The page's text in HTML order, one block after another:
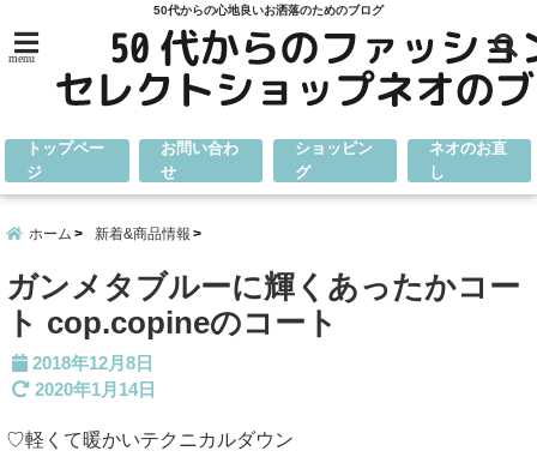
50代からの心地良いお洒落のためのブログ
menu
トップペー
ジ
お問い合わ
せ
ショッピン
グ
ネオのお直
し
ホーム 新着&商品情報
ガンメタブルーに輝くあったかコー
ト cop.copineのコート
2018年12月8日
2020年1月14日
♡軽くて暖かいテクニカルダウン